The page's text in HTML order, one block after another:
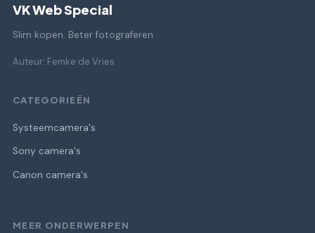
VK Web Special
Slim kopen. Beter fotograferen.
Auteur: Femke de Vries
CATEGORIEËN
Systeemcamera's
Sony camera's
Canon camera's
MEER ONDERWERPEN